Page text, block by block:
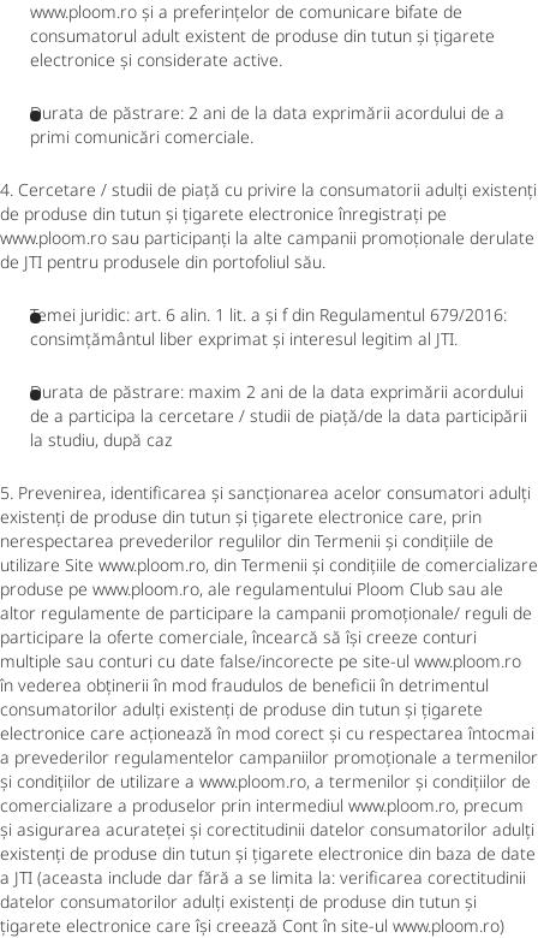
www.ploom.ro și a preferințelor de comunicare bifate de
consumatorul adult existent de produse din tutun și țigarete
electronice și considerate active.
Durata de păstrare: 2 ani de la data exprimării acordului de a
primi comunicări comerciale.
4. Cercetare / studii de piață cu privire la consumatorii adulți existenți
de produse din tutun și țigarete electronice înregistrați pe
www.ploom.ro sau participanți la alte campanii promoționale derulate
de JTI pentru produsele din portofoliul său.
Temei juridic: art. 6 alin. 1 lit. a și f din Regulamentul 679/2016:
consimțământul liber exprimat și interesul legitim al JTI.
Durata de păstrare: maxim 2 ani de la data exprimării acordului
de a participa la cercetare / studii de piață/de la data participării
la studiu, după caz
5. Prevenirea, identificarea și sancționarea acelor consumatori adulți
existenți de produse din tutun și țigarete electronice care, prin
nerespectarea prevederilor regulilor din Termenii și condițiile de
utilizare Site www.ploom.ro, din Termenii și condițiile de comercializare
produse pe www.ploom.ro, ale regulamentului Ploom Club sau ale
altor regulamente de participare la campanii promoționale/ reguli de
participare la oferte comerciale, încearcă să își creeze conturi
multiple sau conturi cu date false/incorecte pe site-ul www.ploom.ro
în vederea obținerii în mod fraudulos de beneficii în detrimentul
consumatorilor adulți existenți de produse din tutun și țigarete
electronice care acționează în mod corect și cu respectarea întocmai
a prevederilor regulamentelor campaniilor promoționale a termenilor
și condițiilor de utilizare a www.ploom.ro, a termenilor și condițiilor de
comercializare a produselor prin intermediul www.ploom.ro, precum
și asigurarea acurateței și corectitudinii datelor consumatorilor adulți
existenți de produse din tutun și țigarete electronice din baza de date
a JTI (aceasta include dar fără a se limita la: verificarea corectitudinii
datelor consumatorilor adulți existenți de produse din tutun și
țigarete electronice care își creează Cont în site-ul www.ploom.ro)